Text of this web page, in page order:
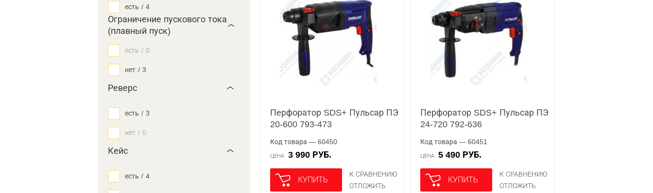
есть / 4
Ограничение пускового тока
(плавный пуск)
есть / 0
нет / 3
Реверс
есть / 3
нет / 0
Кейс
есть / 4
Перфоратор SDS+ Пульсар ПЭ
20-600 793-473
Код товара — 60450
ЦЕНА 3 990 РУБ.
КУПИТЬ
К СРАВНЕНИЮ
ОТЛОЖИТЬ
Перфоратор SDS+ Пульсар ПЭ
24-720 792-636
Код товара — 60451
ЦЕНА 5 490 РУБ.
КУПИТЬ
К СРАВНЕНИЮ
ОТЛОЖИТЬ